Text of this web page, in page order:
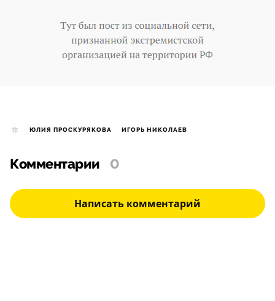
ЮЛИЯ ПРОСКУРЯКОВА ИГОРЬ НИКОЛАЕВ
Комментарии 0
Написать комментарий